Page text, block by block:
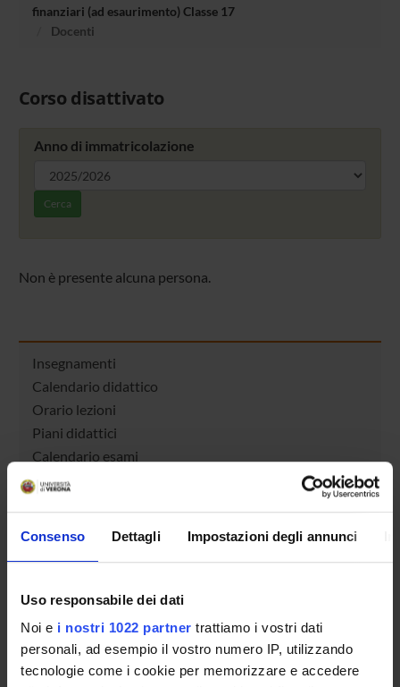
Consenso Dettagli Impostazioni degli annunci
Uso responsabile dei dati
Noi e i nostri 1022 partner trattiamo i vostri dati
personali, ad esempio il vostro numero IP, utilizzando
tecnologie come i cookie per memorizzare e accedere
finanziari (ad esaurimento) Classe 17
Docenti
Corso disattivato
Anno di immatricolazione
Cerca
Non è presente alcuna persona.
Insegnamenti
Calendario didattico
Orario lezioni
Piani didattici
Calendario esami
Bacheca avvisi
Agevolazioni economiche
Alloggi
Documenti